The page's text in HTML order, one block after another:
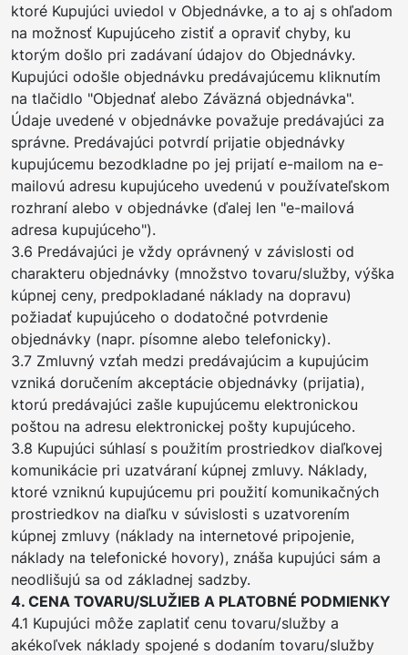
ktoré Kupujúci uviedol v Objednávke, a to aj s ohľadom
na možnosť Kupujúceho zistiť a opraviť chyby, ku
ktorým došlo pri zadávaní údajov do Objednávky.
Kupujúci odošle objednávku predávajúcemu kliknutím
na tlačidlo "Objednať alebo Záväzná objednávka".
Údaje uvedené v objednávke považuje predávajúci za
správne. Predávajúci potvrdí prijatie objednávky
kupujúcemu bezodkladne po jej prijatí e-mailom na e-
mailovú adresu kupujúceho uvedenú v používateľskom
rozhraní alebo v objednávke (ďalej len "e-mailová
adresa kupujúceho").
3.6 Predávajúci je vždy oprávnený v závislosti od
charakteru objednávky (množstvo tovaru/služby, výška
kúpnej ceny, predpokladané náklady na dopravu)
požiadať kupujúceho o dodatočné potvrdenie
objednávky (napr. písomne alebo telefonicky).
3.7 Zmluvný vzťah medzi predávajúcim a kupujúcim
vzniká doručením akceptácie objednávky (prijatia),
ktorú predávajúci zašle kupujúcemu elektronickou
poštou na adresu elektronickej pošty kupujúceho.
3.8 Kupujúci súhlasí s použitím prostriedkov diaľkovej
komunikácie pri uzatváraní kúpnej zmluvy. Náklady,
ktoré vzniknú kupujúcemu pri použití komunikačných
prostriedkov na diaľku v súvislosti s uzatvorením
kúpnej zmluvy (náklady na internetové pripojenie,
náklady na telefonické hovory), znáša kupujúci sám a
neodlišujú sa od základnej sadzby.
4. CENA TOVARU/SLUŽIEB A PLATOBNÉ PODMIENKY
4.1 Kupujúci môže zaplatiť cenu tovaru/služby a
akékoľvek náklady spojené s dodaním tovaru/služby